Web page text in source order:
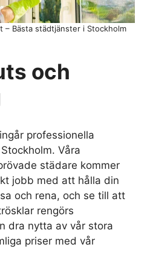
– Bästa städtjänster i Stockholm
och
professionella
Våra
städare kommer
jobb med att hålla din
och rena, och se till att
rengörs
dra nytta av vår stora
priser med vår